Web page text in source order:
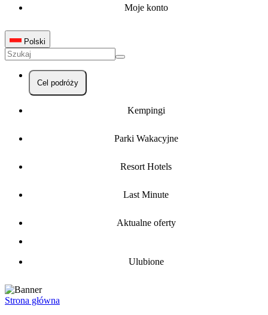
Moje konto
Polski
Cel podróży
Kempingi
Parki Wakacyjne
Resort Hotels
Last Minute
Aktualne oferty
Ulubione
Strona główna